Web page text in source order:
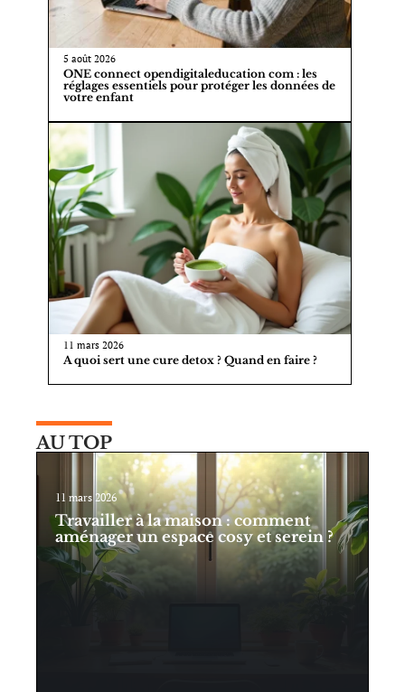
5 août 2026
ONE connect opendigitaleducation com : les
réglages essentiels pour protéger les données de
votre enfant
11 mars 2026
A quoi sert une cure detox ? Quand en faire ?
AU TOP
11 mars 2026
Travailler à la maison : comment
aménager un espace cosy et serein ?